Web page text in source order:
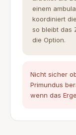
einem
koordiniert
so bleibt das
die Option.
Nicht sicher
Primundus
wenn das